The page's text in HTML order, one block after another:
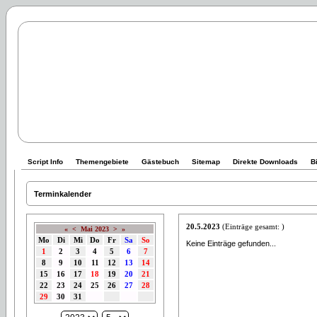
Script Info Themengebiete Gästebuch Sitemap Direkte Downloads
Terminkalender
« < Mai 2023 > »
Mo Di Mi Do Fr Sa
So
1
2 3 4 5 6
7
8
9 10 11 12 13
14
15
16 17 18 19 20
21
22
23 24 25 26 27
28
29
30 31
20.5.2023 (Einträge gesamt: )
Keine Einträge gefunden...